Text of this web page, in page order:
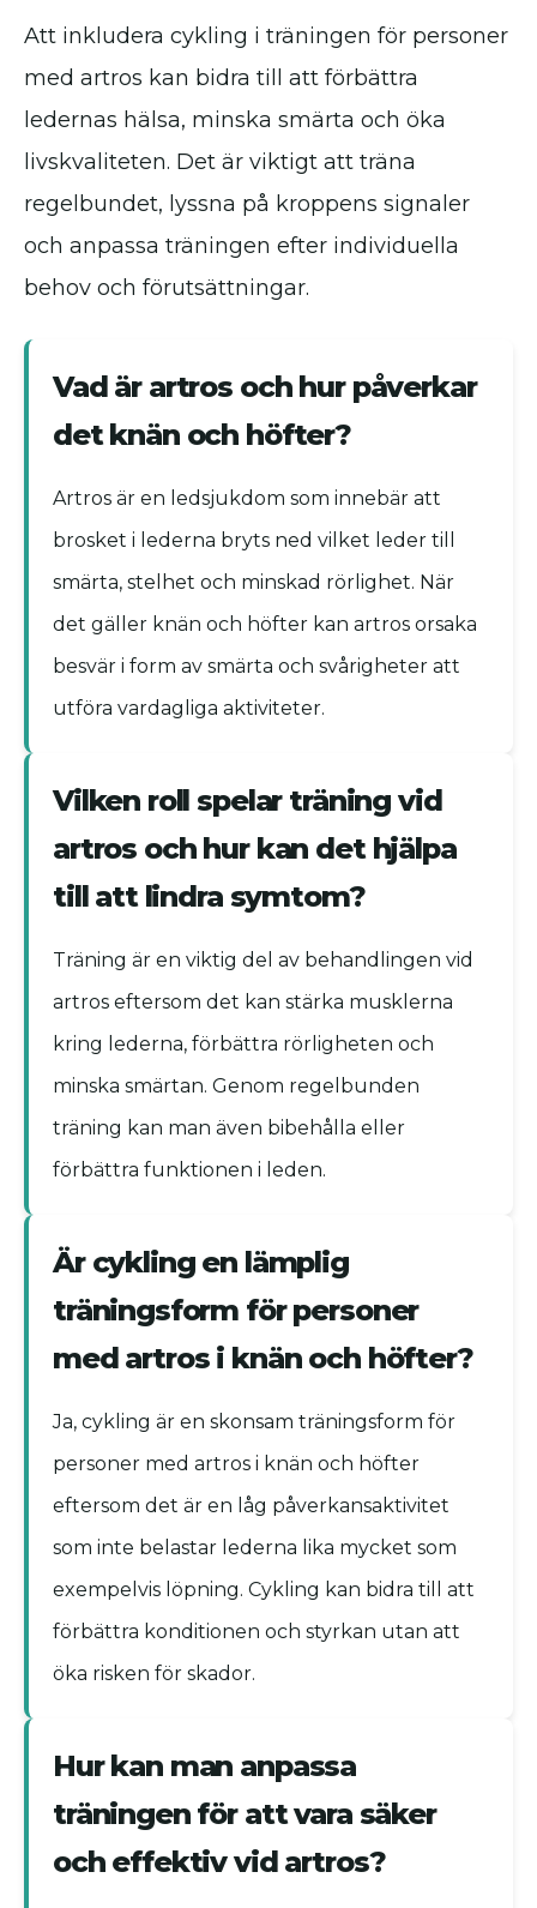
Att inkludera cykling i träningen för personer
med artros kan bidra till att förbättra
ledernas hälsa, minska smärta och öka
livskvaliteten. Det är viktigt att träna
regelbundet, lyssna på kroppens signaler
och anpassa träningen efter individuella
behov och förutsättningar.
Vad är artros och hur påverkar
det knän och höfter?
Artros är en ledsjukdom som innebär att
brosket i lederna bryts ned vilket leder till
smärta, stelhet och minskad rörlighet. När
det gäller knän och höfter kan artros orsaka
besvär i form av smärta och svårigheter att
utföra vardagliga aktiviteter.
Vilken roll spelar träning vid
artros och hur kan det hjälpa
till att lindra symtom?
Träning är en viktig del av behandlingen vid
artros eftersom det kan stärka musklerna
kring lederna, förbättra rörligheten och
minska smärtan. Genom regelbunden
träning kan man även bibehålla eller
förbättra funktionen i leden.
Är cykling en lämplig
träningsform för personer
med artros i knän och höfter?
Ja, cykling är en skonsam träningsform för
personer med artros i knän och höfter
eftersom det är en låg påverkansaktivitet
som inte belastar lederna lika mycket som
exempelvis löpning. Cykling kan bidra till att
förbättra konditionen och styrkan utan att
öka risken för skador.
Hur kan man anpassa
träningen för att vara säker
och effektiv vid artros?